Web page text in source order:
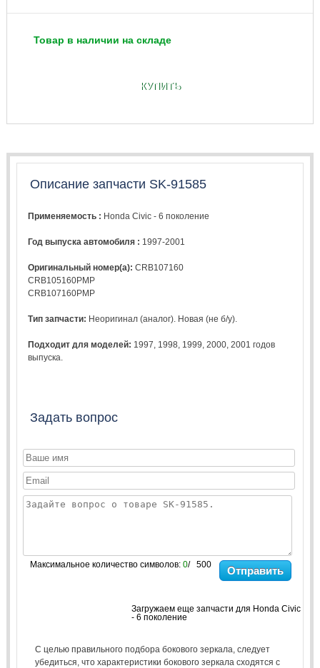
Товар в наличии на складе
КУПИТЬ
Описание запчасти SK-91585
Применяемость : Honda Civic - 6 поколение
Год выпуска автомобиля : 1997-2001
Оригинальный номер(а):CRB107160
CRB105160PMP
CRB107160PMP
Тип запчасти: Неоригинал (аналог). Новая (не б/у).
Подходит для моделей: 1997 1998 1999 ,2000 ,2001 годов
выпуска.
Задать вопрос
Максимальное количество символов: 0/ 500 Отправить
Загружаем еще запчасти для Honda Civic
- 6 поколение
С целью правильного подбора бокового зеркала, следует
убедиться, что характеристики бокового зеркала сходятся с